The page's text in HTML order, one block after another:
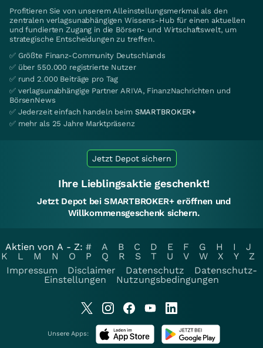
Profitieren Sie von unserem Alleinstellungsmerkmal als den
zentralen verlagsunabhängigen Wissens-Hub für einen aktuellen
und fundierten Zugang in die Börsen- und Wirtschaftswelt, um
strategische Entscheidungen zu treffen.
✅ Größte Finanz-Community Deutschlands
✅ über 550.000 registrierte Nutzer
✅ rund 2.000 Beiträge pro Tag
✅ verlagsunabhängige Partner ARIVA, FinanzNachrichten und
BörsenNews
✅ Jederzeit einfach handeln beim SMARTBROKER+
✅ mehr als 25 Jahre Marktpräsenz
Jetzt Depot sichern
Ihre Lieblingsaktie geschenkt!
Jetzt Depot bei SMARTBROKER+ eröffnen und
Willkommensgeschenk sichern.
Aktien von A - Z: # A B C D E F G H I
J
K
L M N O P Q R S T U V W X Y
Z
Impressum
Disclaimer Datenschutz
Datenschutz-
Einstellungen
Nutzungsbedingungen
Unsere Apps: